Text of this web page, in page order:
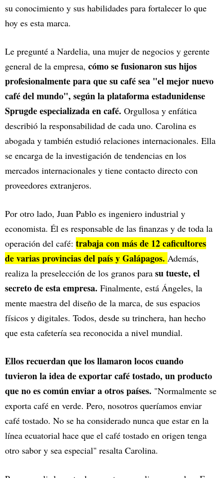
su conocimiento y sus habilidades para fortalecer lo que
hoy es esta marca.
Le pregunté a Nardelia, una mujer de negocios y gerente
general de la empresa, cómo se fusionaron sus hijos
profesionalmente para que su café sea "el mejor nuevo
café del mundo", según la plataforma estadunidense
Sprugde especializada en café. Orgullosa y enfática
describió la responsabilidad de cada uno. Carolina es
abogada y también estudió relaciones internacionales. Ella
se encarga de la investigación de tendencias en los
mercados internacionales y tiene contacto directo con
proveedores extranjeros.
Por otro lado, Juan Pablo es ingeniero industrial y
economista. Él es responsable de las finanzas y de toda la
operación del café: trabaja con más de 12 caficultores
de varias provincias del país y Galápagos. Además,
realiza la preselección de los granos para su tueste, el
secreto de esta empresa. Finalmente, está Ángeles, la
mente maestra del diseño de la marca, de sus espacios
físicos y digitales. Todos, desde su trinchera, han hecho
que esta cafetería sea reconocida a nivel mundial.
Ellos recuerdan que los llamaron locos cuando
tuvieron la idea de exportar café tostado, un producto
que no es común enviar a otros países. "Normalmente se
exporta café en verde. Pero, nosotros queríamos enviar
café tostado. No se ha considerado nunca que estar en la
línea ecuatorial hace que el café tostado en origen tenga
otro sabor y sea especial" resalta Carolina.